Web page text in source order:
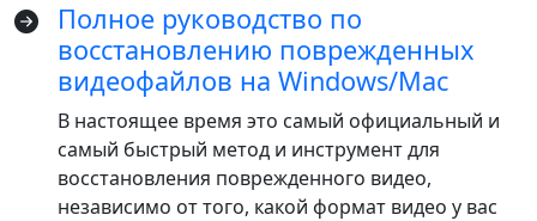
Полное руководство по
восстановлению поврежденных
видеофайлов на Windows/Mac
В настоящее время это самый официальный и
самый быстрый метод и инструмент для
восстановления поврежденного видео,
независимо от того, какой формат видео у вас